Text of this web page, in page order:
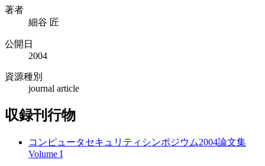
著者
細谷 匠
公開日
2004
資源種別
journal article
収録刊行物
コンピュータセキュリティシンポジウム2004論文集
Volume I